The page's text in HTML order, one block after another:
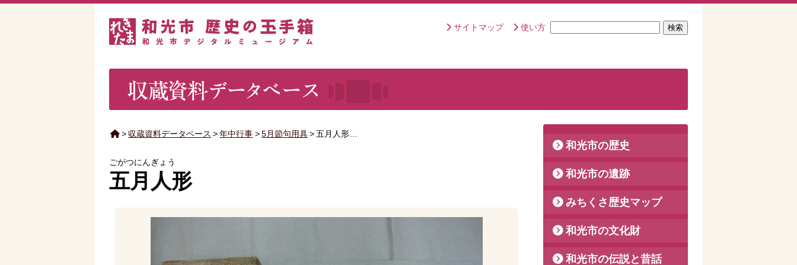
サイトマップ 使い方
> 収蔵資料データベース > 年中行事 > 5月節句用具 >五月人形…
ごがつにんぎょう
五月人形
和光市の歴史
和光市の遺跡
みちくさ歴史マップ
和光市の文化財
和光市の伝説と昔話